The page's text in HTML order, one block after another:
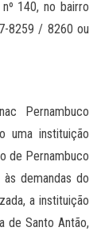
140, no bairro
8259 / 8260 ou
Pernambuco
uma instituição
de Pernambuco
demandas do
a instituição
de Santo Antão,